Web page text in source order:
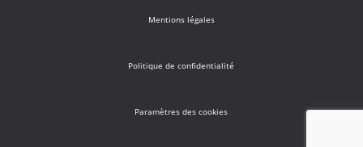
Mentions légales
Politique de confidentialité
Paramètres des cookies